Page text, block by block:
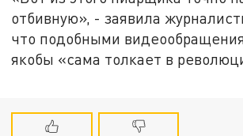
отбивную», - заявила
что подобными
якобы «сама толкает в